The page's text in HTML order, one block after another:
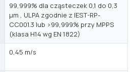
99,999% dla cząsteczek 0,1 do 0,3
μm , ULPA zgodnie z IEST-RP-
CC001.3 lub >99,999% przy MPPS
(klasa H14 wg EN 1822)
0,45 m/s